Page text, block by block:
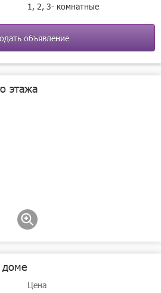
1, 2, 3- комнатные
объявление
этажа
доме
Цена